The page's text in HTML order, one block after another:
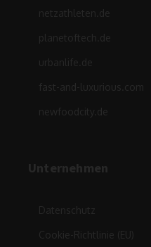
netzathleten.de
planetoftech.de
urbanlife.de
fast-and-luxurious.com
newfoodcity.de
Unternehmen
Datenschutz
Cookie-Richtlinie (EU)